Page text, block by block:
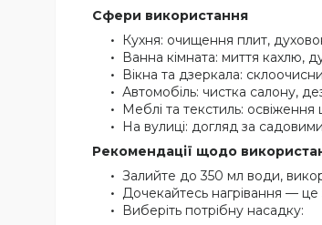
Сфери використання
Кухня: очищення плит,
Ванна кімната: миття кахлю,
Вікна та дзеркала:
Автомобіль: чистка салону,
Меблі та текстиль: освіження
На вулиці: догляд за
Рекомендації щодо
Залийте до 350 мл води,
Дочекайтесь нагрівання —
Виберіть потрібну насадку: